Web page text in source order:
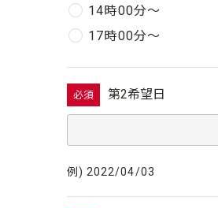
14時00分〜
17時00分〜
必須 第2希望日
例) 2022/04/03